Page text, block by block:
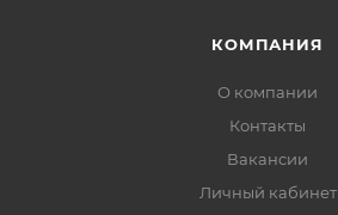
КОМПАНИЯ
О компании
Контакты
Вакансии
Личный кабинет